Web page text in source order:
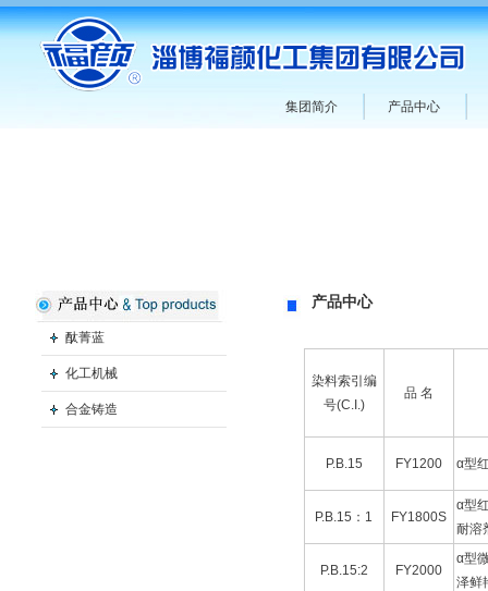
集团简介 产品中心
酞菁蓝
化工机械
合金铸造
产品中心
染料索引编
号(C.I.)
品 名
P.B.15 FY1200 α型
P.B.15：1 FY1800S
α型
耐溶
P.B.15:2 FY2000
α型
泽鲜